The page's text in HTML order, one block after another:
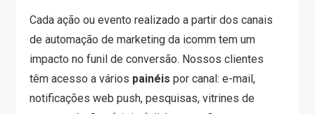
Cada ação ou evento realizado a partir dos canais
de automação de marketing da icomm tem um
impacto no funil de conversão. Nossos clientes
têm acesso a vários painéispor canal: e-mail,
notificações web push, pesquisas, vitrines de